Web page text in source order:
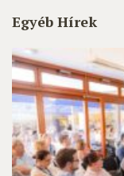
Egyéb Hírek